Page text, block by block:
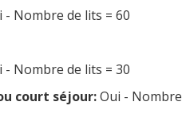
Nombre de lits = 60
Nombre de lits = 30
court séjour:Oui - Nombre